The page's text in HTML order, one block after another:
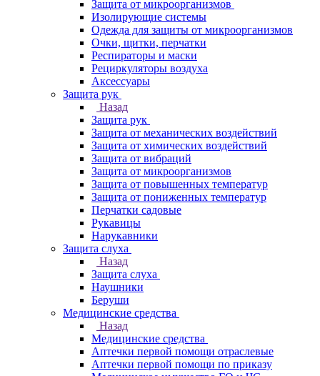
Защита от микроорганизмов
Изолирующие системы
Одежда для защиты от микроорганизмов
Очки, щитки, перчатки
Респираторы и маски
Рециркуляторы воздуха
Аксессуары
Защита рук
Назад
Защита рук
Защита от механических воздействий
Защита от химических воздействий
Защита от вибраций
Защита от микроорганизмов
Защита от повышенных температур
Защита от пониженных температур
Перчатки садовые
Рукавицы
Нарукавники
Защита слуха
Назад
Защита слуха
Наушники
Беруши
Медицинские средства
Назад
Медицинские средства
Аптечки первой помощи отраслевые
Аптечки первой помощи по приказу